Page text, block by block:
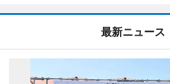
最新ニュース